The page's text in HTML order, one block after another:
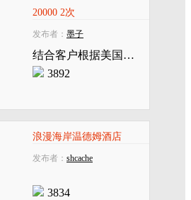
20000 2次
发布者： 墨子
结合客户根据美国好几年
3892
浪漫海岸温德姆酒店
发布者： shcache
3834